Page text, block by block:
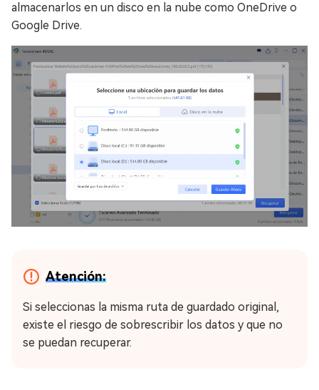
almacenarlos en un disco en la nube como OneDrive o
Google Drive.
Atención:
Si seleccionas la misma ruta de guardado original,
existe el riesgo de sobrescribir los datos y que no
se puedan recuperar.